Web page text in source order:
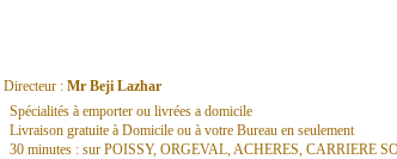
Directeur : Mr Beji Lazhar
Spécialités à emporter ou livrées a domicile
Livraison gratuite à Domicile ou à votre Bureau en seulement
30 minutes : sur POISSY, ORGEVAL, ACHERES, CARRIERE